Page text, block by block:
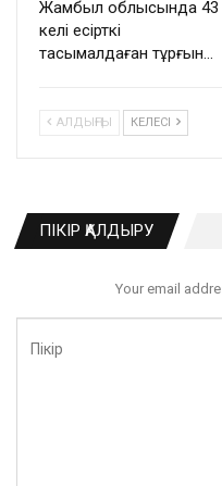
Жамбыл облысында 43
келі есірткі
тасымалдаған тұрғын…
АЛДЫҢҒЫ КЕЛЕСІ
ПІКІР ҚАЛДЫРУ
Your email